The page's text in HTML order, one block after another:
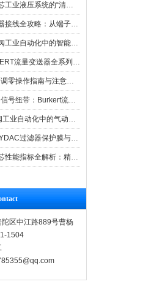
HYDAC滤芯工业液压系统的“清道夫”与守护者
ATOS继电器接线全攻略：从端子识别到安全操作
ATOS电磁阀工业自动化中的智能开关
德国BURKERT流量变送器全系列优势供应
宝德流量计调零操作指南与注意事项
精准流量的信号纽带：Burkert流量计接线指南
MAC电磁阀工业自动化中的气动指挥官
深入解析HYDAC过滤器保护膜与质量防护技术
HYDAC滤芯性能指标全解析：精度、寿命与可靠性的工业级标准
区中江路889号曹杨
1504